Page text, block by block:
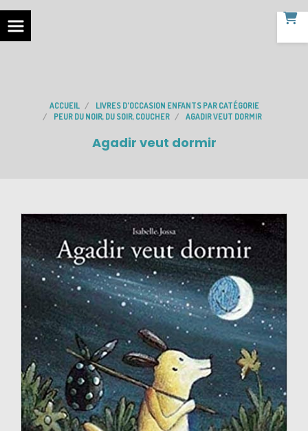
ACCUEIL
LIVRES D'OCCASION ENFANTS PAR CATÉGORIE
PEUR DU NOIR, DU SOIR, COUCHER
AGADIR VEUT DORMIR
Agadir veut dormir